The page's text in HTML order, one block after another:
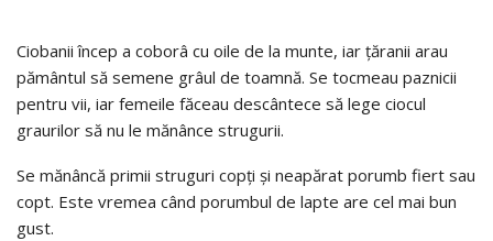
Ciobanii încep a coborâ cu oile de la munte, iar țăranii arau
pământul să semene grâul de toamnă. Se tocmeau paznicii
pentru vii, iar femeile făceau descântece să lege ciocul
graurilor să nu le mănânce strugurii.
Se mănâncă primii struguri copți și neapărat porumb fiert sau
copt. Este vremea când porumbul de lapte are cel mai bun
gust.